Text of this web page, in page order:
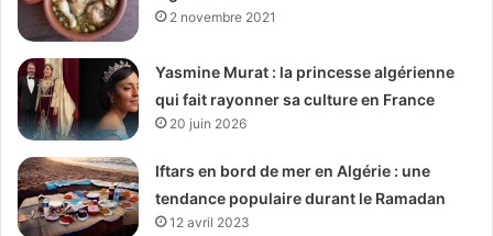
2 novembre 2021
Yasmine Murat : la princesse algérienne
qui fait rayonner sa culture en France
20 juin 2026
Iftars en bord de mer en Algérie : une
tendance populaire durant le Ramadan
12 avril 2023